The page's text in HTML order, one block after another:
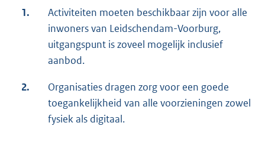
1.
Activiteiten moeten beschikbaar zijn voor alle
inwoners van Leidschendam-Voorburg,
uitgangspunt is zoveel mogelijk inclusief
aanbod.
2.
Organisaties dragen zorg voor een goede
toegankelijkheid van alle voorzieningen zowel
fysiek als digitaal.